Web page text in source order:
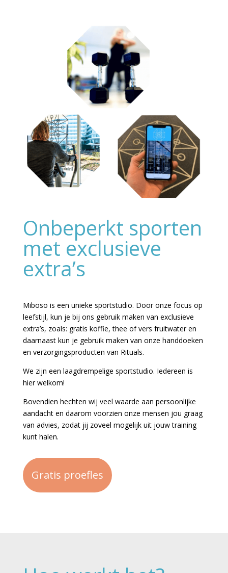
Onbeperkt sporten
met exclusieve
extra’s
Miboso is een unieke sportstudio. Door onze focus op
leefstijl, kun je bij ons gebruik maken van exclusieve
extra’s, zoals: gratis koffie, thee of vers fruitwater en
daarnaast kun je gebruik maken van onze handdoeken
en verzorgingsproducten van Rituals.
We zijn een laagdrempelige sportstudio. Iedereen is
hier welkom!
Bovendien hechten wij veel waarde aan persoonlijke
aandacht en daarom voorzien onze mensen jou graag
van advies, zodat jij zoveel mogelijk uit jouw training
kunt halen.
Gratis proefles